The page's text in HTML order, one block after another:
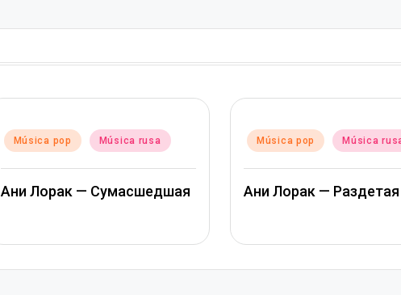
Publicado
Música pop Música rusa
Ани Лорак — Сумасшедшая
Publicado
Música pop Música
Ани Лорак — Раздетая